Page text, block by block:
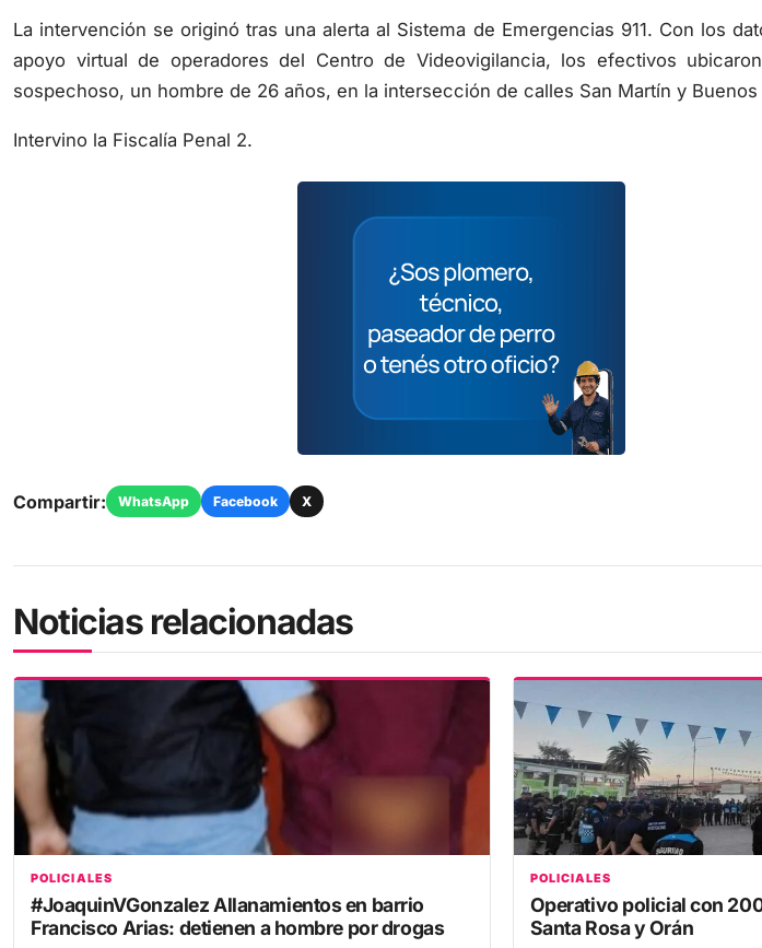
La intervención se originó tras una alerta al Sistema de Emergencias 911. Con los
apoyo virtual de operadores del Centro de Videovigilancia, los efectivos
sospechoso, un hombre de 26 años, en la intersección de calles San Martín y Buenos
Intervino la Fiscalía Penal 2.
Compartir: WhatsApp Facebook X
Noticias relacionadas
POLICIALES
#JoaquinVGonzalez Allanamientos en barrio
Francisco Arias: detienen a hombre por drogas
POLICIALES
Operativo policial con
Santa Rosa y Orán